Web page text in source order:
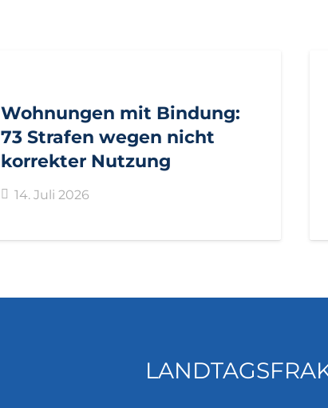
Wohnungen mit Bindung:
73 Strafen wegen nicht
korrekter Nutzung
14. Juli 2026